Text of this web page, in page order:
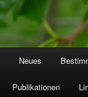
Neues
Publikationen